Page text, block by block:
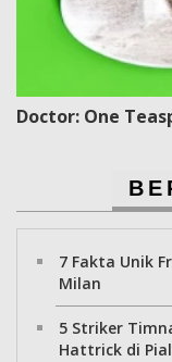
Doctor: One
7 Fakta Unik
Milan
5 Striker
Hattrick di